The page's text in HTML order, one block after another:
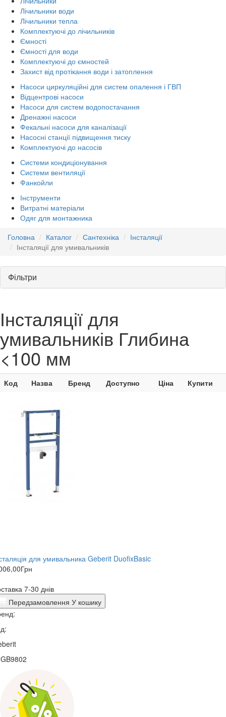
Лічильники води
Лічильники тепла
Комплектуючі до лічильників
Ємності
Ємності для води
Комплектуючі до ємностей
Захист від протікання води і затоплення
Насоси циркуляційні для систем опалення і ГВП
Відцентрові насоси
Насоси для систем водопостачання
Дренажні насоси
Фекальні насоси для каналізації
Насосні станції підвищення тиску
Комплектуючі до насосів
Системи кондиціонування
Системи вентиляції
Фанкойли
Інструменти
Витратні матеріали
Одяг для монтажника
Головна
Каталог Сантехніка
Інсталяції
Інсталяції для умивальників
Фільтри
Інсталяції для
умивальників Глибина
<100 мм
Код Назва Бренд Доступно Ціна Купити
для умивальника Geberit DuofixBasic
Грн
7-30 днів
Передзамовлення У кошику